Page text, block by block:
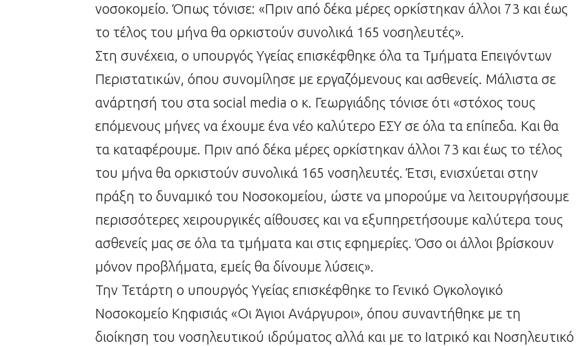
νοσοκομείο. Όπως τόνισε: «Πριν από δέκα μέρες ορκίστηκαν άλλοι 73 και έως
το τέλος του μήνα θα ορκιστούν συνολικά 165 νοσηλευτές».
Στη συνέχεια, ο υπουργός Υγείας επισκέφθηκε όλα τα Τμήματα Επειγόντων
Περιστατικών, όπου συνομίλησε με εργαζόμενους και ασθενείς. Μάλιστα σε
ανάρτησή του στα social media ο κ. Γεωργιάδης τόνισε ότι «στόχος τους
επόμενους μήνες να έχουμε ένα νέο καλύτερο ΕΣΥ σε όλα τα επίπεδα. Και θα
τα καταφέρουμε. Πριν από δέκα μέρες ορκίστηκαν άλλοι 73 και έως το τέλος
του μήνα θα ορκιστούν συνολικά 165 νοσηλευτές. Έτσι, ενισχύεται στην
πράξη το δυναμικό του Νοσοκομείου, ώστε να μπορούμε να λειτουργήσουμε
περισσότερες χειρουργικές αίθουσες και να εξυπηρετήσουμε καλύτερα τους
ασθενείς μας σε όλα τα τμήματα και στις εφημερίες. Όσο οι άλλοι βρίσκουν
μόνον προβλήματα, εμείς θα δίνουμε λύσεις».
Την Τετάρτη ο υπουργός Υγείας επισκέφθηκε το Γενικό Ογκολογικό
Νοσοκομείο Κηφισιάς «Οι Άγιοι Ανάργυροι», όπου συναντήθηκε με τη
διοίκηση του νοσηλευτικού ιδρύματος αλλά και με το Ιατρικό και Νοσηλευτικό